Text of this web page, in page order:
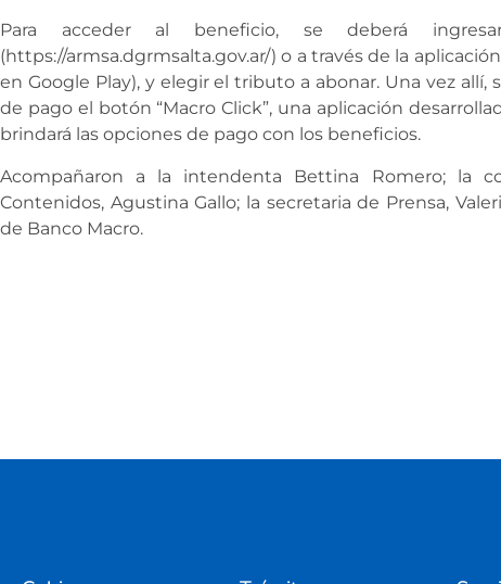
Para acceder al beneficio, se deberá
(https://armsa.dgrmsalta.gov.ar/) o a través de la
en Google Play), y elegir el tributo a abonar. Una vez allí,
de pago el botón “Macro Click”, una aplicación
brindará las opciones de pago con los beneficios.
Acompañaron a la intendenta Bettina Romero; la
Contenidos, Agustina Gallo; la secretaria de Prensa,
de Banco Macro.